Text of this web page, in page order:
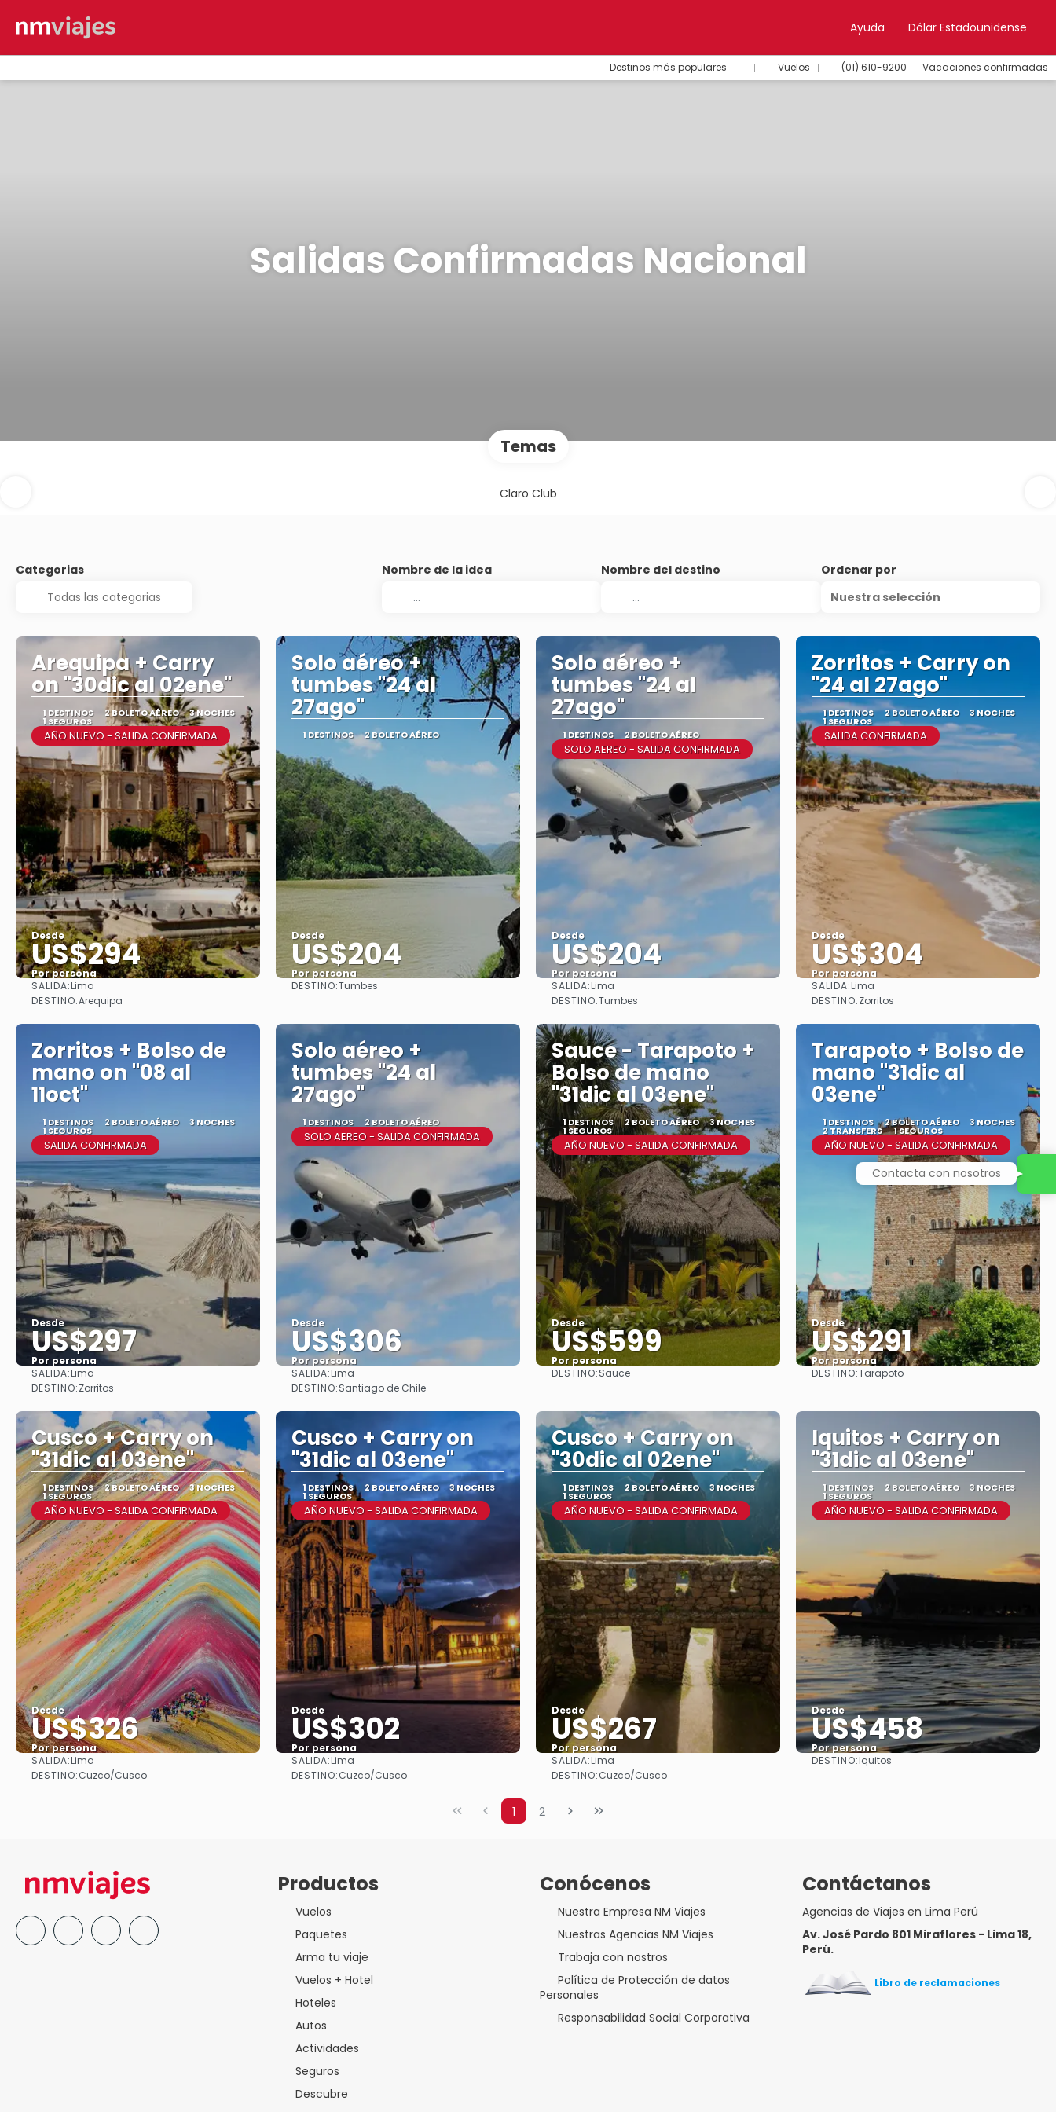
Ayuda Dólar Estadounidense
Destinos más populares Vuelos (01) 610-9200 Vacaciones confirmadas
Salidas Confirmadas Nacional
Temas
Claro Club
Categorias Nombre de la idea Nombre del destino
Ordenar por
Nuestra selección
Arequipa + Carry
on "30dic al 02ene"
1 DESTINOS 2 BOLETO AÉREO 3 NOCHES
1 SEGUROS
AÑO NUEVO - SALIDA CONFIRMADA
Desde
US$294
Por persona
SALIDA:Lima
DESTINO:Arequipa
Solo aéreo +
tumbes "24 al
27ago"
1 DESTINOS 2 BOLETO AÉREO
Desde
US$204
Por persona
DESTINO:Tumbes
Solo aéreo +
tumbes "24 al
27ago"
1 DESTINOS 2 BOLETO AÉREO
SOLO AEREO - SALIDA CONFIRMADA
Desde
US$204
Por persona
SALIDA:Lima
DESTINO:Tumbes
Zorritos + Carry on
"24 al 27ago"
1 DESTINOS 2 BOLETO AÉREO 3 NOCHES
1 SEGUROS
SALIDA CONFIRMADA
Desde
US$304
Por persona
SALIDA:Lima
DESTINO:Zorritos
Zorritos + Bolso de
mano on "08 al
11oct"
1 DESTINOS 2 BOLETO AÉREO 3 NOCHES
1 SEGUROS
SALIDA CONFIRMADA
Desde
US$297
Por persona
SALIDA:Lima
DESTINO:Zorritos
Solo aéreo +
tumbes "24 al
27ago"
1 DESTINOS 2 BOLETO AÉREO
SOLO AEREO - SALIDA CONFIRMADA
Desde
US$306
Por persona
Ver
SALIDA:Lima
DESTINO:Santiago de Chile
Sauce - Tarapoto +
Bolso de mano
"31dic al 03ene"
1 DESTINOS 2 BOLETO AÉREO 3 NOCHES
1 SEGUROS
AÑO NUEVO - SALIDA CONFIRMADA
Desde
US$599
Por persona
DESTINO:Sauce
Tarapoto + Bolso de
mano "31dic al
03ene"
1 DESTINOS 2 BOLETO AÉREO 3 NOCHES
2 TRANSFERS 1 SEGUROS
AÑO NUEVO - SALIDA CONFIRMADA
Desde
US$291
Por persona
DESTINO:Tarapoto
Cusco + Carry on
"31dic al 03ene"
1 DESTINOS 2 BOLETO AÉREO 3 NOCHES
1 SEGUROS
AÑO NUEVO - SALIDA CONFIRMADA
Desde
US$326
Por persona
SALIDA:Lima
DESTINO:Cuzco/Cusco
Cusco + Carry on
"31dic al 03ene"
1 DESTINOS 2 BOLETO AÉREO 3 NOCHES
1 SEGUROS
AÑO NUEVO - SALIDA CONFIRMADA
Desde
US$302
Por persona
SALIDA:Lima
DESTINO:Cuzco/Cusco
Cusco + Carry on
"30dic al 02ene"
1 DESTINOS 2 BOLETO AÉREO 3 NOCHES
1 SEGUROS
AÑO NUEVO - SALIDA CONFIRMADA
Desde
US$267
Por persona
SALIDA:Lima
DESTINO:Cuzco/Cusco
Iquitos + Carry on
"31dic al 03ene"
1 DESTINOS 2 BOLETO AÉREO 3 NOCHES
1 SEGUROS
AÑO NUEVO - SALIDA CONFIRMADA
Desde
US$458
Por persona
DESTINO:Iquitos
1 2
Productos
Vuelos
Paquetes
Arma tu viaje
Vuelos + Hotel
Hoteles
Autos
Actividades
Seguros
Descubre
Conócenos
Nuestra Empresa NM Viajes
Nuestras Agencias NM Viajes
Trabaja con nostros
Política de Protección de datos
Personales
Responsabilidad Social Corporativa
Contáctanos
Agencias de Viajes en Lima Perú
Av. José Pardo 801 Miraflores - Lima 18,
Perú.
Libro de reclamaciones
Contacta con nosotros